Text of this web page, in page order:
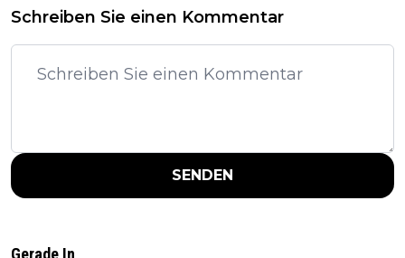
Schreiben Sie einen Kommentar
SENDEN
Gerade In